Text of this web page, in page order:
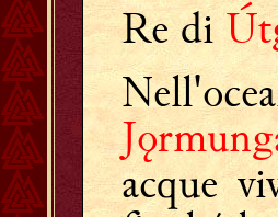
Re di
acque